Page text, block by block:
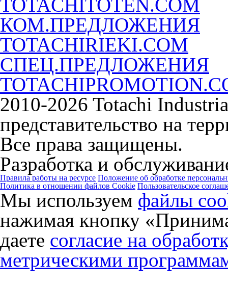
TOTACHITOTEN.COM
КОМ.ПРЕДЛОЖЕНИЯ
TOTACHIRIEKI.COM
СПЕЦ.ПРЕДЛОЖЕНИЯ
2010-2026 Totachi
представительство на
Все права защищены.
Разработка и
Правила работы на ресурсе Положение об обработке
Политика в отношении файлов Cookie Пользовательское
Мы используем файлы
нажимая кнопку
даете согласие на
метрическими